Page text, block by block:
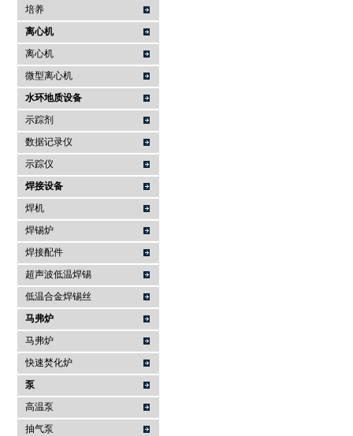
培养
离心机
离心机
微型离心机
水环地质设备
示踪剂
数据记录仪
示踪仪
焊接设备
焊机
焊锡炉
焊接配件
超声波低温焊锡
低温合金焊锡丝
马弗炉
马弗炉
快速焚化炉
泵
高温泵
抽气泵